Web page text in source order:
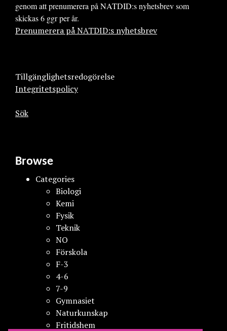
genom att prenumerera på NATDID:s nyhetsbrev som
skickas 6 ggr per år.
Prenumerera på NATDID:s nyhetsbrev
Tillgänglighetsredogörelse
Integritetspolicy
Sök
Browse
Categories
Biologi
Kemi
Fysik
Teknik
NO
Förskola
F-3
4-6
7-9
Gymnasiet
Naturkunskap
Fritidshem